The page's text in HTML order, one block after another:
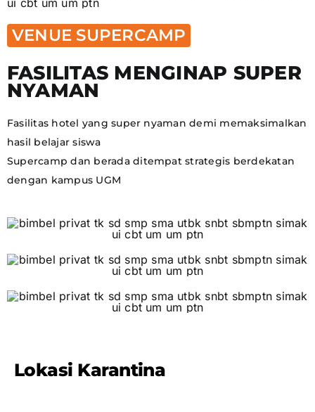
VENUE SUPERCAMP
FASILITAS MENGINAP SUPER
NYAMAN
Fasilitas hotel yang super nyaman demi memaksimalkan
hasil belajar siswa
Supercamp dan berada ditempat strategis berdekatan
dengan kampus UGM
Lokasi Karantina